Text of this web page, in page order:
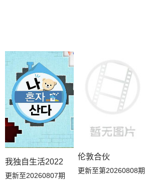
我独自生活2022
更新至20260807期
伦敦合伙
更新至第20260808期